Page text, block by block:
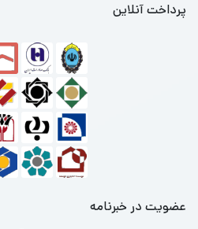
پرداخت آنلاین
عضویت در خبرنامه